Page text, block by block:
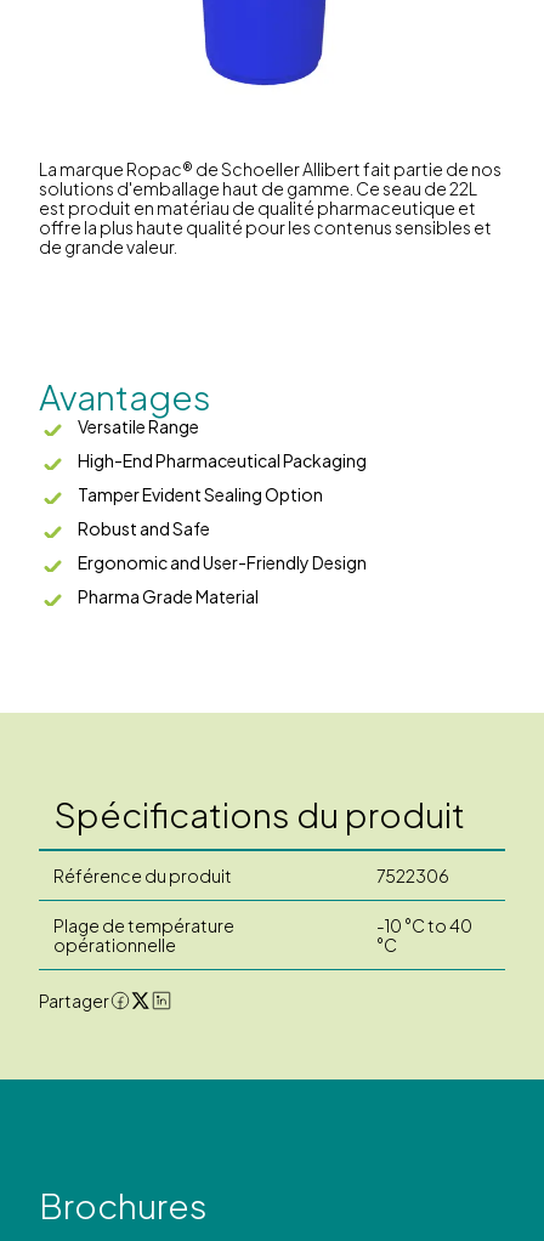
La marque Ropac® de Schoeller Allibert fait partie de nos
solutions d'emballage haut de gamme. Ce seau de 22L
est produit en matériau de qualité pharmaceutique et
offre la plus haute qualité pour les contenus sensibles et
de grande valeur.
Avantages
Versatile Range
High-End Pharmaceutical Packaging
Tamper Evident Sealing Option
Robust and Safe
Ergonomic and User-Friendly Design
Pharma Grade Material
Spécifications du produit
Référence du produit 7522306
Plage de température
opérationnelle
-10 °C to 40
°C
Partager
Brochures